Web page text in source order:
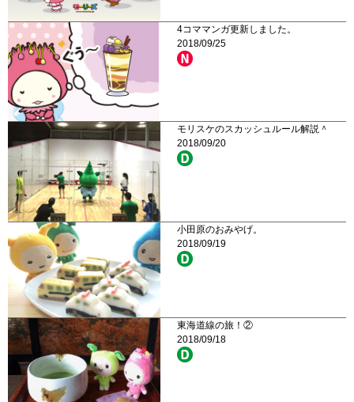
4コママンガ更新しました。
2018/09/25
モリスケのスカッシュルール解説＾
2018/09/20
小田原のおみやげ。
2018/09/19
東海道線の旅！②
2018/09/18